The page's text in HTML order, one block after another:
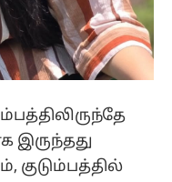
இருந்தது